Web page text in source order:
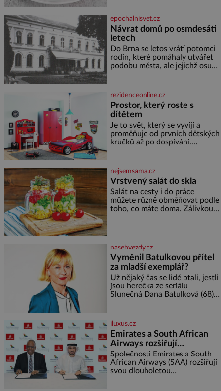
cukru krystal 1 lžíci medu 200 g
zakysané sm
epochalnisvet.cz
Návrat domů po osmdesáti
letech
Do Brna se letos vrátí potomci
rodin, které pomáhaly utvářet
podobu města, ale jejichž osudy
Placzek, Löw-Beer, Fuhrmann,
Kohn a Stiassni se stanou
jednou z hlavních
dramaturgických linií festivalu
židovské kultury ŠTETL FEST
2026. Některé návraty nejsou
jednoduché. Místa, která si
rezidenceonline.cz
Prostor, který roste s
dítětem
Je to svět, který se vyvíjí a
proměňuje od prvních dětských
krůčků až po dospívání.
soustředění i odpočinek a
reaguje na každou etapu života
a specifické potřeby dítěte. Pro
nejmenší je klíčová
jednoduchost, měkkost a
bezpečí, proto by pokoj
nejsemsama.cz
Vrstvený salát do skla
Salát na cesty i do práce
můžete různě obměňovat podle
toho, co máte doma. Zálivkou
potřebujete: ✿ 1/4 ledového
nebo jiného salátu (římský salát,
polníček…) ✿ 1 malá konzerva
kukuřice ✿ ½ okurky ✿ 2
rajčata Zálivka: ✿ 4 lžíce
olivového oleje ✿ 1 lžíci
citronové šťávy ✿ ½ stroužku
nasehvezdy.cz
Vyměnil Batulkovou přítel
za mladší exemplář?
Už nějaký čas se lidé ptali, jestli
jsou herečka ze seriálu
Slunečná Dana Batulková (68) a
od sebe přítele od samého
začátku odhán
iluxus.cz
Emirates a South African
Airways rozšiřují
partnerství. Cestujícím
nově zpřístupní dalších
devět destinací v jižní a
Společnosti Emirates a South
African Airways (SAA) rozšiřují
svou dlouholetou